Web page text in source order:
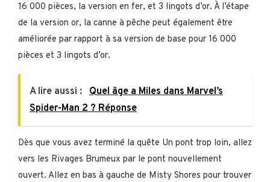
16 000 pièces, la version en fer, et 3 lingots d’or. À l’étape
de la version or, la canne à pêche peut également être
améliorée par rapport à sa version de base pour 16 000
pièces et 3 lingots d’or.
A lire aussi :
Quel âge a Miles dans Marvel’s
Spider-Man 2 ? Réponse
Dès que vous avez terminé la quête Un pont trop loin, allez
vers les Rivages Brumeux par le pont nouvellement
ouvert. Allez en bas à gauche de Misty Shores pour trouver